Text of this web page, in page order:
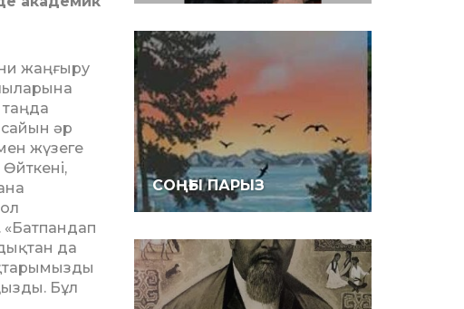
жаңғыру
таңда
әр
жү­зеге
Өйткені,
да
Бұл
СОҢҒЫ ПАРЫЗ